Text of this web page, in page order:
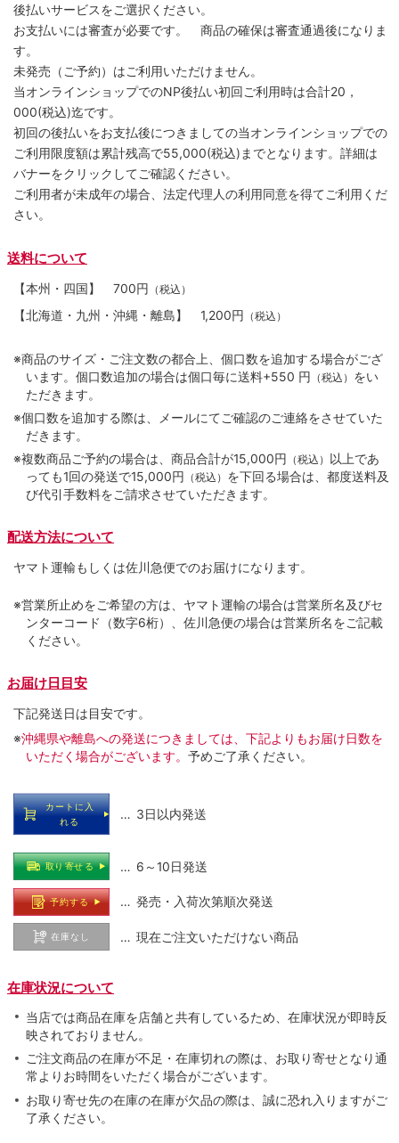
後払いサービスをご選択ください。
お支払いには審査が必要です。 商品の確保は審査通過後になりま
す。
未発売（ご予約）はご利用いただけません。
当オンラインショップでのNP後払い初回ご利用時は合計20，
000(税込)迄です。
初回の後払いをお支払後につきましての当オンラインショップでの
ご利用限度額は累計残高で55,000(税込)までとなります。詳細は
バナーをクリックしてご確認ください。
ご利用者が未成年の場合、法定代理人の利用同意を得てご利用くだ
さい。
送料について
【本州・四国】 700円 （税込）
【北海道・九州・沖縄・離島】 1,200円 （税込）
※商品のサイズ・ご注文数の都合上、個口数を追加する場合がござ
います。個口数追加の場合は個口毎に送料+550 円 （税込） をい
ただきます。
※個口数を追加する際は、メールにてご確認のご連絡をさせていた
だきます。
※複数商品ご予約の場合は、商品合計が15,000円 （税込） 以上であ
っても1回の発送で15,000円 （税込） を下回る場合は、都度送料及
び代引手数料をご請求させていただきます。
配送方法について
ヤマト運輸もしくは佐川急便でのお届けになります。
※営業所止めをご希望の方は、ヤマト運輸の場合は営業所名及びセ
ンターコード（数字6桁）、佐川急便の場合は営業所名をご記載
ください。
お届け日目安
下記発送日は目安です。
※沖縄県や離島への発送につきましては、下記よりもお届け日数を
いただく場合がございます。 予めご了承ください。
カートに入
れる
… 3日以内発送
取り寄せる … 6～10日発送
予約する … 発売・入荷次第順次発送
在庫なし … 現在ご注文いただけない商品
在庫状況について
当店では商品在庫を店舗と共有しているため、在庫状況が即時反
映されておりません。
ご注文商品の在庫が不足・在庫切れの際は、お取り寄せとなり通
常よりお時間をいただく場合がございます。
お取り寄せ先の在庫の在庫が欠品の際は、誠に恐れ入りますがご
了承ください。